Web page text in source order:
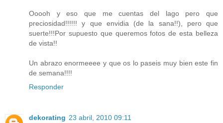
Ooooh y eso que me cuentas del lago pero que
preciosidad!!!!!! y que envidia (de la sana!!), pero que
suerte!!!Por supuesto que queremos fotos de esta belleza
de vista!!
Un abrazo enormeeee y que os lo paseis muy bien este fin
de semana!!!!
Responder
dekorating 23 abril, 2010 09:11